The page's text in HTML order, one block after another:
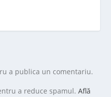
a publica un comentariu.
a reduce spamul.Află